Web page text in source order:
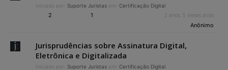
Iniciado por: Suporte Juristas em: Certificação Digital
2 1
2 anos, 5 meses atrás
Anônimo
Jurisprudências sobre Assinatura Digital,
Eletrônica e Digitalizada
Iniciado por: Suporte Juristas em: Certificação Digital